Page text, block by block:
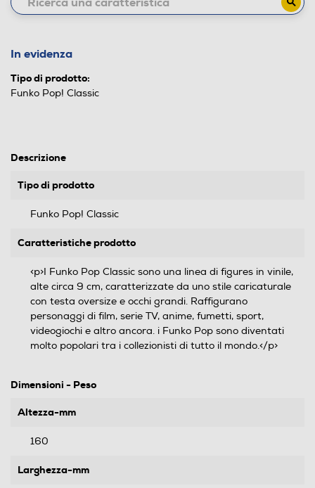
In evidenza
Tipo di prodotto:
Funko Pop! Classic
Descrizione
Tipo di prodotto
Funko Pop! Classic
Caratteristiche prodotto
<p>I Funko Pop Classic sono una linea di figures in vinile,
alte circa 9 cm, caratterizzate da uno stile caricaturale
con testa oversize e occhi grandi. Raffigurano
personaggi di film, serie TV, anime, fumetti, sport,
videogiochi e altro ancora. i Funko Pop sono diventati
molto popolari tra i collezionisti di tutto il mondo.</p>
Dimensioni - Peso
Altezza-mm
160
Larghezza-mm